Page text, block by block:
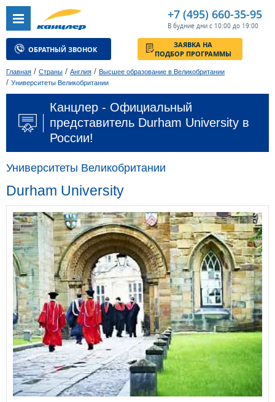
+7 (495) 660-35-95
В будние дни с 10:00 до 19:00
ОБРАТНЫЙ ЗВОНОК
ЗАЯВКА НА
ПОДБОР ПРОГРАММЫ
Главная / Страны / Англия / Высшее образование в Великобритании
/ Университеты Великобритании
Канцлер - Официальный
представитель Durham University в
России!
Университеты Великобритании
Durham University